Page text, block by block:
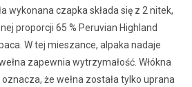
wykonana czapka składa się z 2 nitek,
proporcji 65 % Peruvian Highland
W tej mieszance, alpaka nadaje
zapewnia wytrzymałość. Włókna
że wełna została tylko uprana